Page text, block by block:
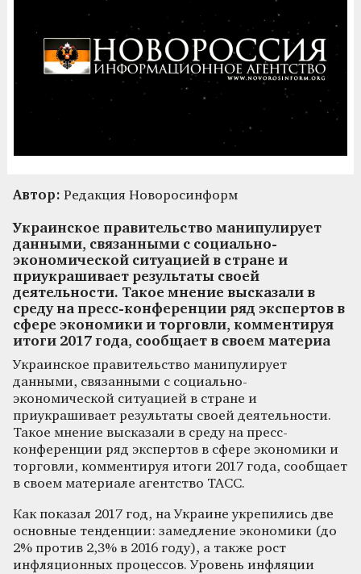
Автор: Редакция Новоросинформ
Украинское правительство манипулирует
данными, связанными с социально-
экономической ситуацией в стране и
приукрашивает результаты своей
деятельности. Такое мнение высказали в
среду на пресс-конференции ряд экспертов в
сфере экономики и торговли, комментируя
итоги 2017 года, сообщает в своем материа
Украинское правительство манипулирует
данными, связанными с социально-
экономической ситуацией в стране и
приукрашивает результаты своей деятельности.
Такое мнение высказали в среду на пресс-
конференции ряд экспертов в сфере экономики и
торговли, комментируя итоги 2017 года, сообщает
в своем материале агентство ТАСС.
Как показал 2017 год, на Украине укрепились две
основные тенденции: замедление экономики (до
2% против 2,3% в 2016 году), а также рост
инфляционных процессов. Уровень инфляции